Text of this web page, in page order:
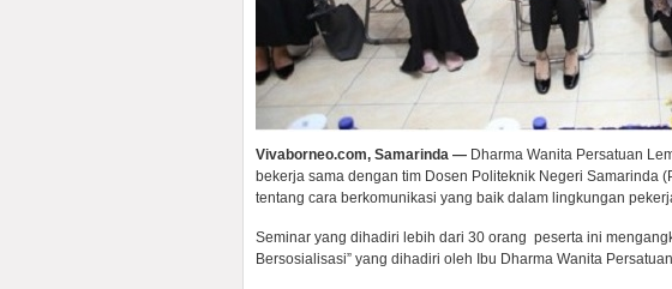
Vivaborneo.com, Samarinda — Dharma Wanita Persatuan
bekerja sama dengan tim Dosen Politeknik Negeri Samarinda
tentang cara berkomunikasi yang baik dalam lingkungan
Seminar yang dihadiri lebih dari 30 orang peserta ini
Bersosialisasi” yang dihadiri oleh Ibu Dharma Wanita